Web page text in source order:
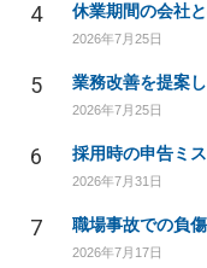
4 休業期間の会社
2026年7月25日
5
2026年7月25日
6 採用時の申告ミ
2026年7月31日
7 職場事故での負
2026年7月17日